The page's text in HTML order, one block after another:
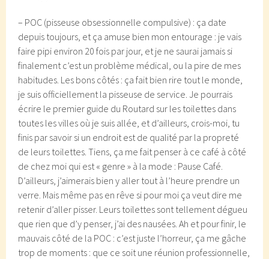
– POC (pisseuse obsessionnelle compulsive) : ça date
depuis toujours, et ça amuse bien mon entourage : je vais
faire pipi environ 20 fois par jour, et je ne saurai jamais si
finalement c’est un problème médical, ou la pire de mes
habitudes. Les bons côtés : ça fait bien rire tout le monde,
je suis officiellement la pisseuse de service. Je pourrais
écrire le premier guide du Routard sur les toilettes dans
toutes les villes où je suis allée, et d’ailleurs, crois-moi, tu
finis par savoir si un endroit est de qualité par la propreté
de leurs toilettes. Tiens, ça me fait penser à ce café à côté
de chez moi qui est « genre » à la mode : Pause Café.
D’ailleurs, j’aimerais bien y aller tout à l’heure prendre un
verre. Mais même pas en rêve si pour moi ça veut dire me
retenir d’aller pisser. Leurs toilettes sont tellement dégueu
que rien que d’y penser, j’ai des nausées. Ah et pour finir, le
mauvais côté de la POC : c’est juste l’horreur, ça me gâche
trop de moments : que ce soit une réunion professionnelle,